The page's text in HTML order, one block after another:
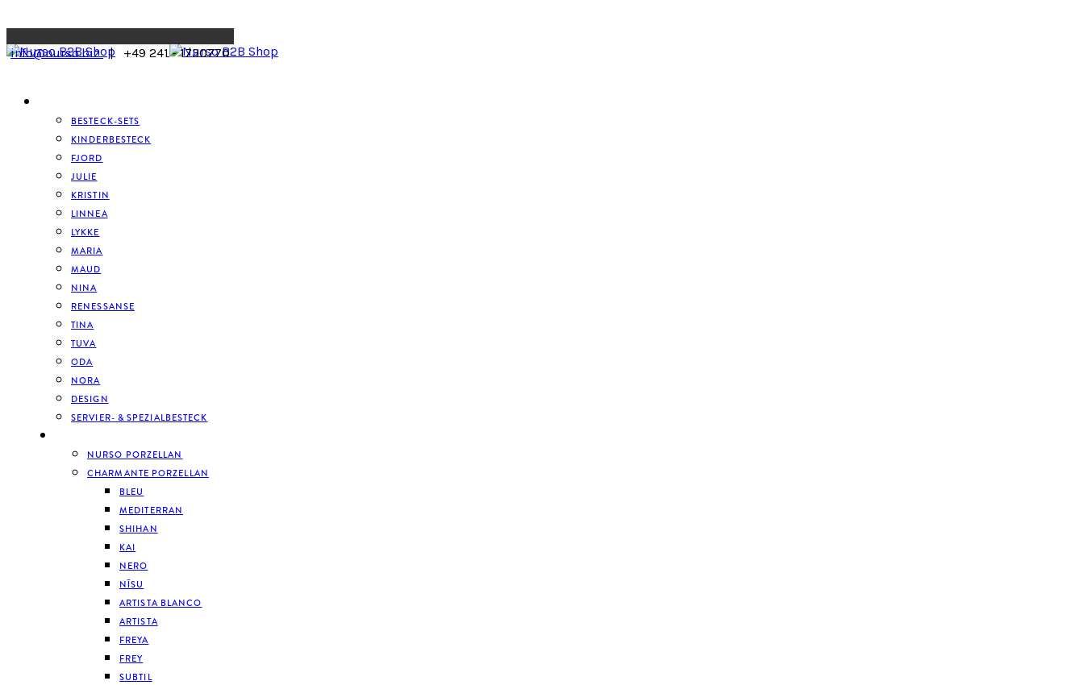
info@nurso.biz| +49 241 - 1730770
BESTECK-SETS
KINDERBESTECK
FJORD
JULIE
KRISTIN
LINNEA
LYKKE
MARIA
MAUD
NINA
RENESSANSE
TINA
TUVA
ODA
NORA
DESIGN
SERVIER- & SPEZIALBESTECK
NURSO PORZELLAN
CHARMANTE PORZELLAN
BLEU
MEDITERRAN
SHIHAN
KAI
NERO
NĪSU
ARTISTA BLANCO
ARTISTA
FREYA
FREY
SUBTIL